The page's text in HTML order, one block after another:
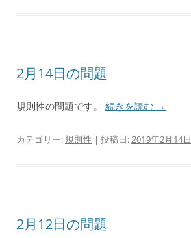
2月14日の問題
規則性の問題です。 続きを読む →
カテゴリー: 規則性 | 投稿日:2019年2月14日
2月12日の問題